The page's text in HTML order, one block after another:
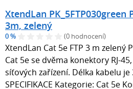
XtendLan PK_5FTP030green
3m, zelený
0 % (0 hodnocení)
XtendLan Cat 5e FTP 3 m zelený
Cat 5e se dvěma konektory RJ-
síťových zařízení. Délka kabelu je
SPECIFIKACE Kategorie: Cat 5e